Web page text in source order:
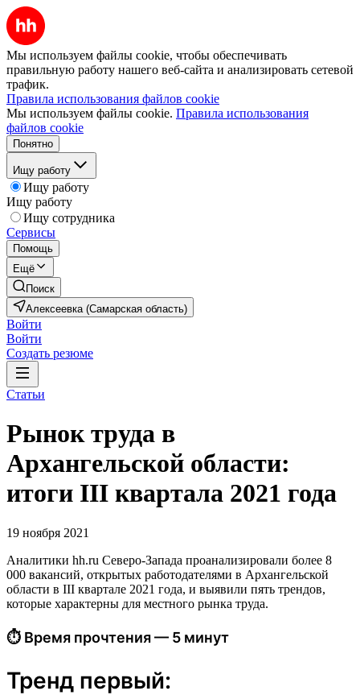
Мы используем файлы cookie, чтобы обеспечивать
правильную работу нашего веб-сайта и анализировать сетевой
трафик.
Правила использования файлов cookie
Мы используем файлы cookie. Правила использования
файлов cookie
Понятно
Ищу работу
Ищу работу
Ищу работу
Ищу сотрудника
Сервисы
Помощь
Ещё
Поиск
Алексеевка (Самарская область)
Войти
Войти
Создать резюме
Статьи
Рынок труда в
Архангельской области:
итоги III квартала 2021 года
19 ноября 2021
Аналитики hh.ru Северо-Запада проанализировали более 8
000 вакансий, открытых работодателями в Архангельской
области в III квартале 2021 года, и выявили пять трендов,
которые характерны для местного рынка труда.
⏱ Время прочтения — 5 минут
Тренд первый: